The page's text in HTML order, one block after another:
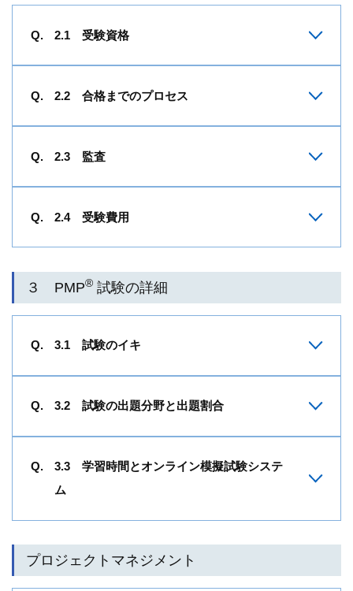
2.1 受験資格
2.2 合格までのプロセス
2.3 監査
2.4 受験費用
３ PMP® 試験の詳細
3.1 試験のイキ
3.2 試験の出題分野と出題割合
3.3 学習時間とオンライン模擬試験システ
ム
プロジェクトマネジメント